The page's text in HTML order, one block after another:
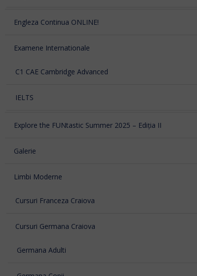
Engleza Continua ONLINE!
Examene Internationale
C1 CAE Cambridge Advanced
IELTS
Explore the FUNtastic Summer 2025 – Ediția II
Galerie
Limbi Moderne
Cursuri Franceza Craiova
Cursuri Germana Craiova
Germana Adulti